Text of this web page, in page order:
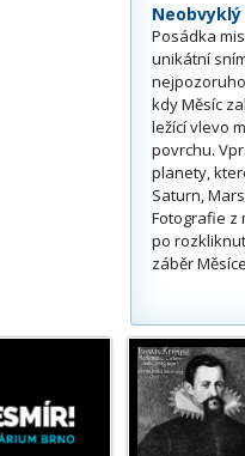
Posádka
unikátní
kdy Měsíc
ležící vlevo
povrchu.
planety,
Saturn,
Fotografie z
po
záběr